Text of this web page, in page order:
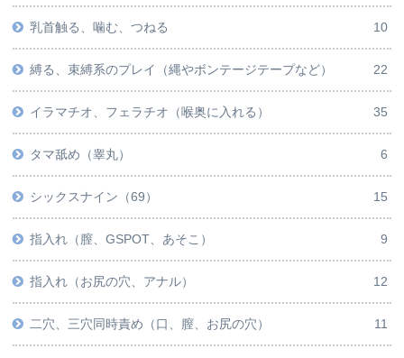
乳首触る、噛む、つねる 10
縛る、束縛系のプレイ（縄やボンテージテープなど） 22
イラマチオ、フェラチオ（喉奥に入れる） 35
タマ舐め（睾丸） 6
シックスナイン（69） 15
指入れ（膣、GSPOT、あそこ） 9
指入れ（お尻の穴、アナル） 12
二穴、三穴同時責め（口、膣、お尻の穴） 11